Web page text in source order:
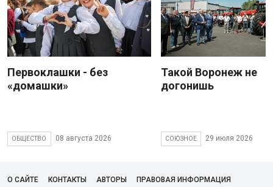
Первоклашки - без
«домашки»
ОБЩЕСТВО 08 августа 2026
Такой Воронеж не
догонишь
СОЮЗНОЕ 29 июля 2026
О САЙТЕ КОНТАКТЫ АВТОРЫ ПРАВОВАЯ ИНФОРМАЦИЯ